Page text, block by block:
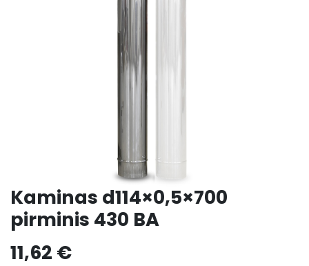
Kaminas d114×0,5×700
pirminis 430 BA
11,62 €